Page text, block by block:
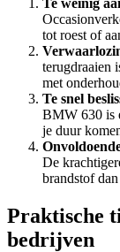
tot roest of
terugdraaien
met
Te snel
BMW 630 is
je duur
De
brandstof
Praktische
bedrijven